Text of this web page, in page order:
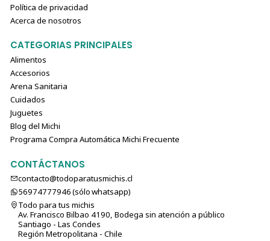
Política de privacidad
Acerca de nosotros
CATEGORIAS PRINCIPALES
Alimentos
Accesorios
Arena Sanitaria
Cuidados
Juguetes
Blog del Michi
Programa Compra Automática Michi Frecuente
CONTÁCTANOS
contacto@todoparatusmichis.cl
56974777946 (sólo⁣⁣⁣⁣⁣​​​​​​​​​​​​​​​ whatsapp)
Todo para tus michis
Av. Francisco Bilbao 4190, Bodega sin atención a público
Santiago - Las Condes
Región Metropolitana - Chile